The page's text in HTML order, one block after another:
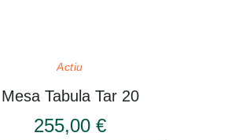
Actiu
Mesa Tabula Tar 20
255,00 €